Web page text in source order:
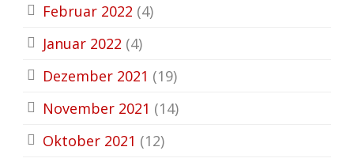
Februar 2022 (4)
Januar 2022 (4)
Dezember 2021 (19)
November 2021 (14)
Oktober 2021 (12)